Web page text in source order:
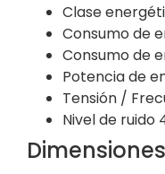
Clase
Consumo de
Consumo de
Potencia de
Tensión /
Nivel de ruido
Dimensiones